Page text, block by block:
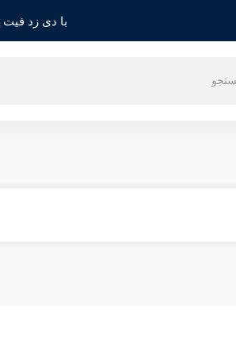
با دی زد فیت
به شما کمک